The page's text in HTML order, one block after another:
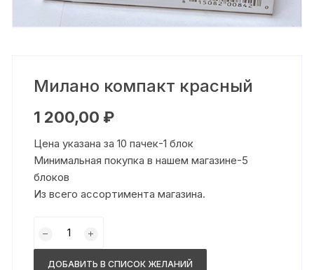
Милано компакт красный
1 200,00 ₽
Цена указана за 10 пачек-1 блок
Минимальная покупка в нашем магазине-5
блоков
Из всего ассортимента магазина.
товара
ДОБАВИТЬ В СПИСОК ЖЕЛАНИЙ